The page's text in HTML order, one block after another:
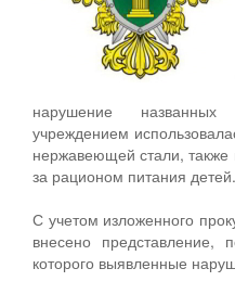
нарушение названных
учреждением
нержавеющей стали, также
за рационом питания детей.
С учетом изложенного
внесено представление,
которого выявленные